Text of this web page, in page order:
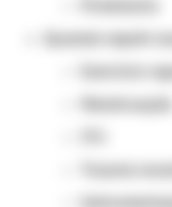
Exercício